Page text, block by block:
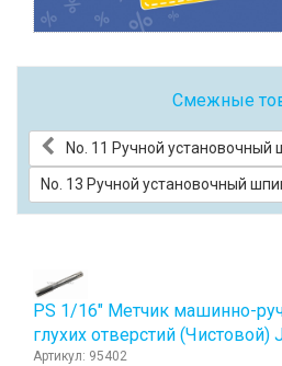
Смежные
No. 11 Ручной
No. 13 Ручной установочный
PS 1/16" Метчик машинно-
глухих отверстий (Чистовой)
Артикул: 95402